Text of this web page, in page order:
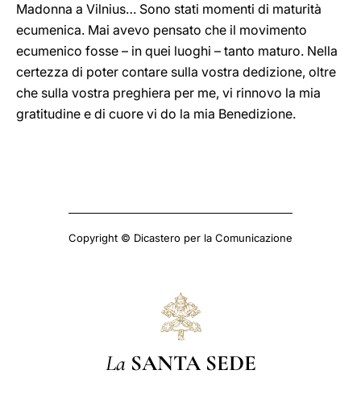
Madonna a Vilnius… Sono stati momenti di maturità
ecumenica. Mai avevo pensato che il movimento
ecumenico fosse – in quei luoghi – tanto maturo. Nella
certezza di poter contare sulla vostra dedizione, oltre
che sulla vostra preghiera per me, vi rinnovo la mia
gratitudine e di cuore vi do la mia Benedizione.
Copyright © Dicastero per la Comunicazione
La SANTA SEDE